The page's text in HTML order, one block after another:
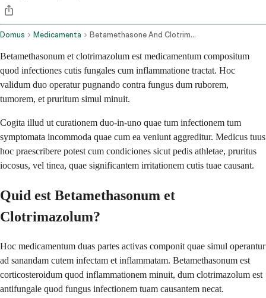
Domus Medicamenta Betamethasone And Clotrimazole Topical Route
Betamethasonum et clotrimazolum est medicamentum compositum
quod infectiones cutis fungales cum inflammatione tractat. Hoc
validum duo operatur pugnando contra fungus dum ruborem,
tumorem, et pruritum simul minuit.
Cogita illud ut curationem duo-in-uno quae tum infectionem tum
symptomata incommoda quae cum ea veniunt aggreditur. Medicus tuus
hoc praescribere potest cum condiciones sicut pedis athletae, pruritus
iocosus, vel tinea, quae significantem irritationem cutis tuae causant.
Quid est Betamethasonum et
Clotrimazolum?
Hoc medicamentum duas partes activas componit quae simul operantur
ad sanandam cutem infectam et inflammatam. Betamethasonum est
corticosteroidum quod inflammationem minuit, dum clotrimazolum est
antifungale quod fungus infectionem tuam causantem necat.